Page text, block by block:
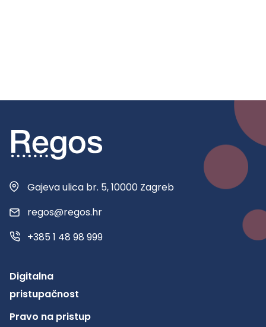
Gajeva ulica br. 5, 10000 Zagreb
regos@regos.hr
+385 1 48 98 999
Digitalna
pristupačnost
Pravo na pristup